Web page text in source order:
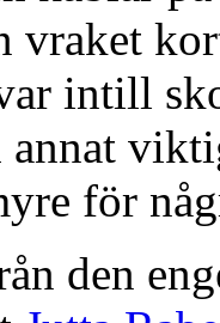
vraket
intill
annat
för
den